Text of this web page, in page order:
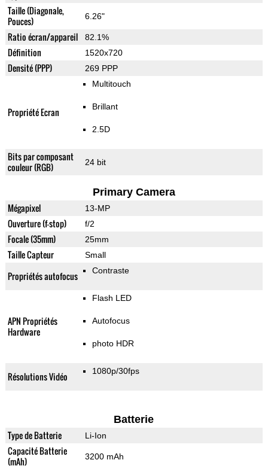
Taille (Diagonale,
Pouces)
6.26"
Ratio écran/appareil 82.1%
Définition 1520x720
Densité (PPP) 269 PPP
Propriété Ecran
Multitouch
Brillant
2.5D
Bits par composant
couleur (RGB)
24 bit
Primary Camera
Mégapixel 13-MP
Ouverture (f-stop) f/2
Focale (35mm) 25mm
Taille Capteur Small
Propriétés autofocus Contraste
APN Propriétés
Hardware
Flash LED
Autofocus
photo HDR
Résolutions Vidéo 1080p/30fps
Batterie
Type de Batterie Li-Ion
Capacité Batterie
(mAh)
3200 mAh